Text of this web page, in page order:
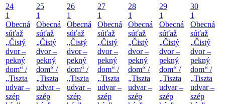
24
1
Obecná
súťaž
„Čistý
dvor –
pekný
dom“ /
„Tiszta
udvar –
szép
25
1
Obecná
súťaž
„Čistý
dvor –
pekný
dom“ /
„Tiszta
udvar –
szép
26
1
Obecná
súťaž
„Čistý
dvor –
pekný
dom“ /
„Tiszta
udvar –
szép
27
1
Obecná
súťaž
„Čistý
dvor –
pekný
dom“ /
„Tiszta
udvar –
szép
28
1
Obecná
súťaž
„Čistý
dvor –
pekný
dom“ /
„Tiszta
udvar –
szép
29
1
Obecná
súťaž
„Čistý
dvor –
pekný
dom“ /
„Tiszta
udvar –
szép
30
1
Obecná
súťaž
„Čistý
dvor –
pekný
dom“ /
„Tiszta
udvar –
szép